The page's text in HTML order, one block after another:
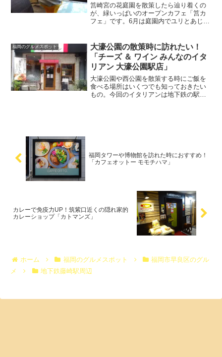
筥崎宮の花庭園を散策したら辿り着くの
が、緑いっぱいのオープンカフェ「筥カ
フェ」です。6月は庭園内でユリとあじさ
もののカフェメニューのほか、季節毎に
出るソフトクリームも必見です。今回は
そんな「筥カフェ」をご紹介します！
福岡のグルメスポット
大濠公園の散策時に訪れたい！
「チーズ ＆ ワイン みんなのイタ
リアン 大濠公園駅店」
大濠公園や西公園を散策する時にご飯を
食べる場所はいくつでも知っておきたい
もの。今回のイタリアンは地下鉄の駅か
福岡タワーや博物館を訪れた時におすすめ！
「カフェオットー モモチハマ」
カレーで免疫力UP！筑紫口近くの隠れ家的
カレーショップ「カトマンズ」
ホーム 福岡のグルメスポット
福岡市早良区のグル
メ
地下鉄藤崎駅周辺